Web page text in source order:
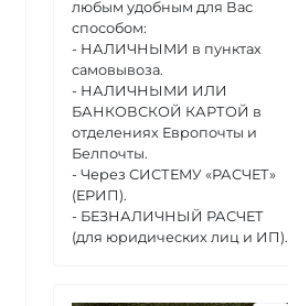
любым удобным для Вас
способом:
- НАЛИЧНЫМИ в пунктах
самовывоза.
- НАЛИЧНЫМИ ИЛИ
БАНКОВСКОЙ КАРТОЙ в
отделениях Европочты и
Белпочты.
- Через СИСТЕМУ «РАСЧЕТ»
(ЕРИП).
- БЕЗНАЛИЧНЫЙ РАСЧЕТ
(для юридических лиц и ИП).